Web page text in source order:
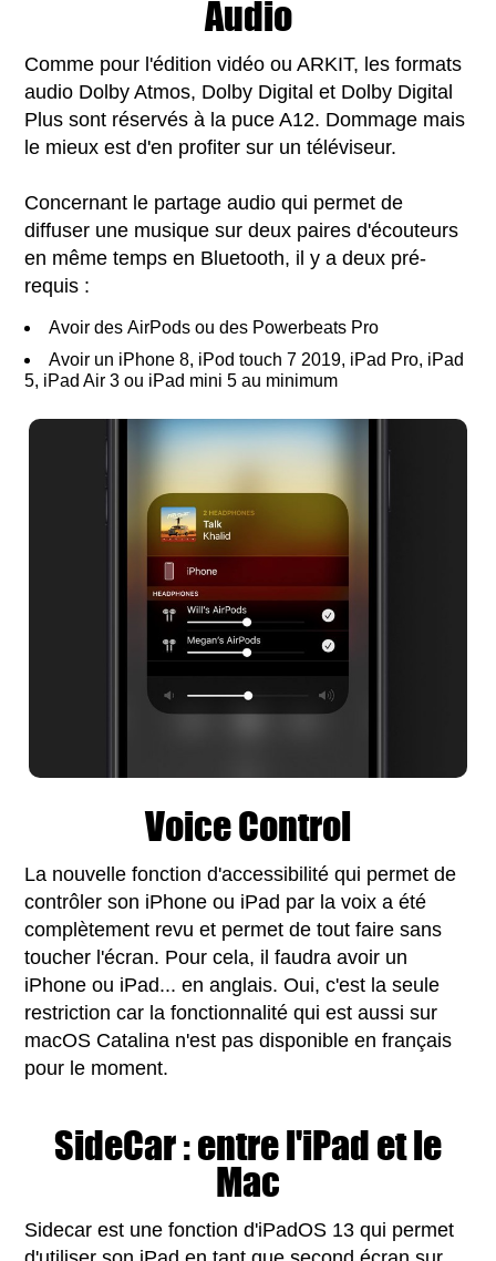
Audio
Comme pour l'édition vidéo ou ARKIT, les formats
audio Dolby Atmos, Dolby Digital et Dolby Digital
Plus sont réservés à la puce A12. Dommage mais
le mieux est d'en profiter sur un téléviseur.
Concernant le partage audio qui permet de
diffuser une musique sur deux paires d'écouteurs
en même temps en Bluetooth, il y a deux pré-
requis :
Avoir des AirPods ou des Powerbeats Pro
Avoir un iPhone 8, iPod touch 7 2019, iPad Pro, iPad
5, iPad Air 3 ou iPad mini 5 au minimum
Voice Control
La nouvelle fonction d'accessibilité qui permet de
contrôler son iPhone ou iPad par la voix a été
complètement revu et permet de tout faire sans
toucher l'écran. Pour cela, il faudra avoir un
iPhone ou iPad... en anglais. Oui, c'est la seule
restriction car la fonctionnalité qui est aussi sur
macOS Catalina n'est pas disponible en français
pour le moment.
SideCar : entre l'iPad et le
Mac
Sidecar est une fonction d'iPadOS 13 qui permet